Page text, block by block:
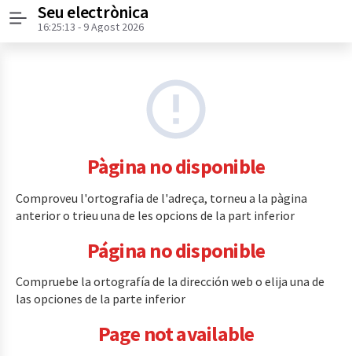
Menú
Seu electrònica
16:25:13 - 9 Agost 2026
Pàgina no disponible
Comproveu l'ortografia de l'adreça, torneu a la pàgina
anterior o trieu una de les opcions de la part inferior
Página no disponible
Compruebe la ortografía de la dirección web o elija una de
las opciones de la parte inferior
Page not available